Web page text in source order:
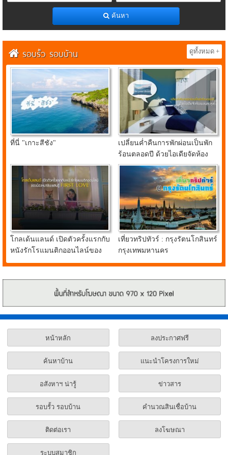
ค้นหา
รอบรั้ว รอบบ้าน ดูทั้งหมด +
ที่นี่ "เกาะสีชัง"
เปลี่ยนค่ำคืนการพักผ่อนเป็นพัก
ร้อนตลอดปี ด้วยไอเดียจัดห้อง
นอนสุดคูลจาก อินเด็กซ์ ลิฟวิ่ง
โกลเด้นแลนด์ เปิดตัวครั้งแรกกับ
หนังรักโรแมนติกออนไลน์ของ
น้องหมาชิบะแสนรู้ FIRST
เที่ยวทริปทัวร์ : กรุงรัตนโกสินทร์
กรุงเทพมหานคร
หน้าหลัก ลงประกาศฟรี
ค้นหาบ้าน แนะนำโครงการใหม่
อสังหาฯ น่ารู้ ข่าวสาร
รอบรั้ว รอบบ้าน คำนวณสินเชื่อบ้าน
ติดต่อเรา ลงโฆษณา
ระบบสมาชิก